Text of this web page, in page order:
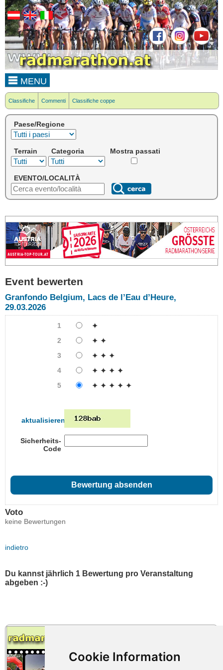
MENU
Classifiche Commenti Classifiche coppe
Paese/Regione
Terrain Categoria Mostra passati
EVENTO/LOCALITÀ
Event bewerten
Granfondo Belgium, Lacs de l’Eau d’Heure,
29.03.2026
1 ✦
2 ✦ ✦
3 ✦ ✦ ✦
4 ✦ ✦ ✦ ✦
5 ✦ ✦ ✦ ✦ ✦
aktualisieren
Sicherheits-
Code
Voto
keine Bewertungen
indietro
Du kannst jährlich 1 Bewertung pro Veranstaltung
abgeben :-)